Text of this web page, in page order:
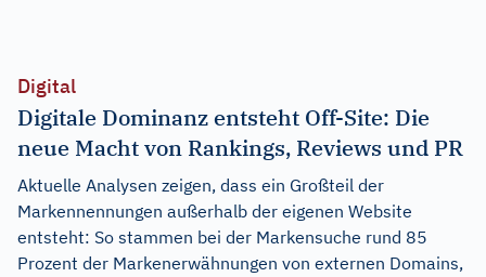
Digital
Digitale Dominanz entsteht Off-Site: Die
neue Macht von Rankings, Reviews und PR
Aktuelle Analysen zeigen, dass ein Großteil der
Markennennungen außerhalb der eigenen Website
entsteht: So stammen bei der Markensuche rund 85
Prozent der Markenerwähnungen von externen Domains,